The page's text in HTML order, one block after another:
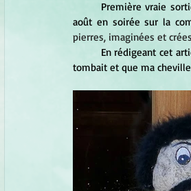
août en soirée sur la
pierres, imaginées et
tombait et que ma